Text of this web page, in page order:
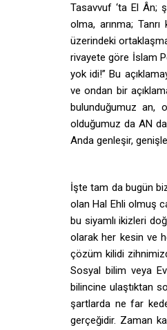
Tasavvuf ‘ta El Ân;
olma, arınma;
üzerindeki
rivayete göre İslam
yok idi!” Bu
ve ondan bir
bulunduğumuz an,
olduğumuz da AN da
Anda genleşir,
İşte tam da bugün
olan Hal Ehli olmuş
bu siyamlı ikizleri
olarak her kesin ve
çözüm kilidi
Sosyal bilim veya
bilincine ulaştıktan
şartlarda ne far
gerçeğidir. Zaman